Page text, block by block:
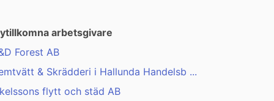
arbetsgivare
Forest AB
& Skrädderi i Hallunda Handelsb ...
flytt och städ AB